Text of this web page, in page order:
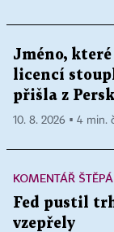
Jméno,
licencí
přišla z
10. 8. 2026 ▪ 4 min.
KOMENTÁŘ
Fed pustil
vzepřely